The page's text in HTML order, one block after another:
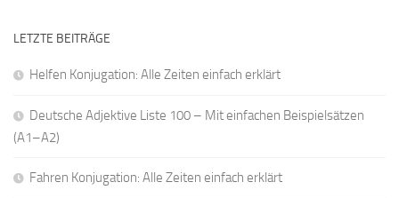
LETZTE BEITRÄGE
Helfen Konjugation: Alle Zeiten einfach erklärt
Deutsche Adjektive Liste 100 – Mit einfachen Beispielsätzen
(A1–A2)
Fahren Konjugation: Alle Zeiten einfach erklärt